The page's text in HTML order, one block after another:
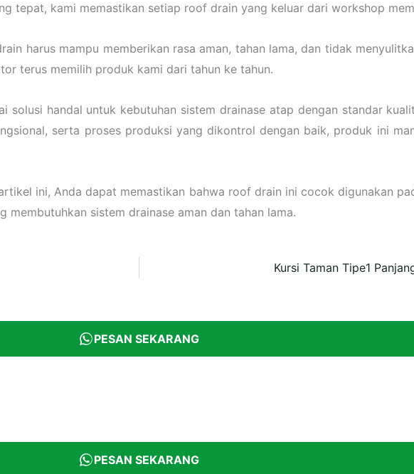
tepat, kami memastikan setiap roof drain yang keluar dari workshop
harus mampu memberikan rasa aman, tahan lama, dan tidak
terus memilih produk kami dari tahun ke tahun.
solusi handal untuk kebutuhan sistem drainase atap dengan standar
serta proses produksi yang dikontrol dengan baik, produk ini
ini, Anda dapat memastikan bahwa roof drain ini cocok digunakan
membutuhkan sistem drainase aman dan tahan lama.
Kursi Taman Tipe1
PESAN SEKARANG
PESAN SEKARANG